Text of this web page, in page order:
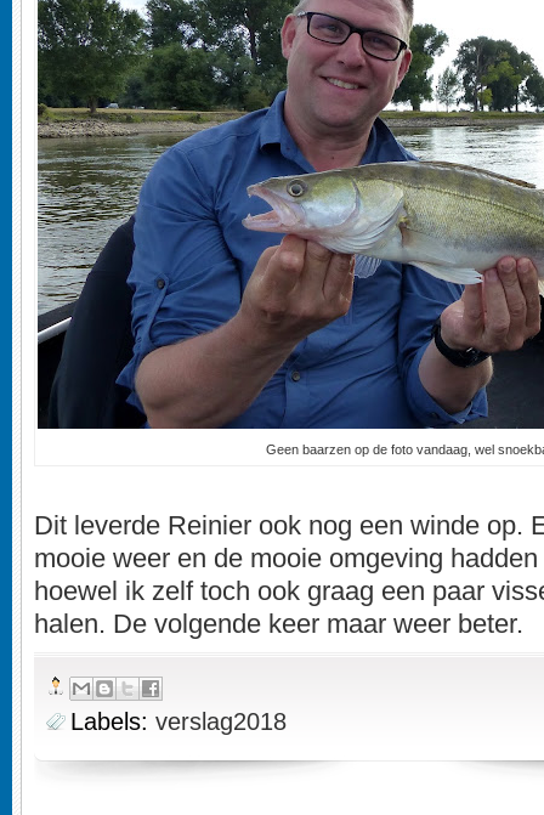
Geen baarzen op de foto vandaag, wel
Dit leverde Reinier ook nog een winde op.
mooie weer en de mooie omgeving
hoewel ik zelf toch ook graag een paar
halen. De volgende keer maar weer beter.
Labels: verslag2018